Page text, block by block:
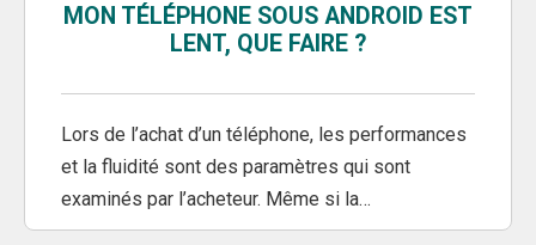
MON TÉLÉPHONE SOUS ANDROID EST
LENT, QUE FAIRE ?
Lors de l’achat d’un téléphone, les performances
et la fluidité sont des paramètres qui sont
examinés par l’acheteur. Même si la…